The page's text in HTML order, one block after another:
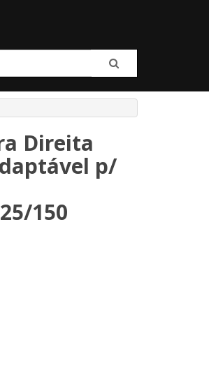
Direita
p/
150